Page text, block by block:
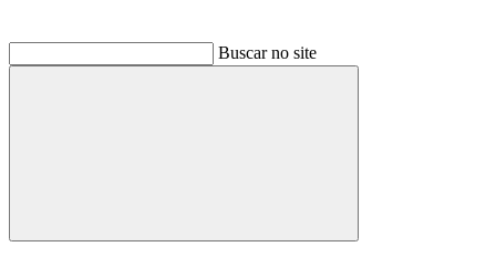
Buscar no site
Buscar